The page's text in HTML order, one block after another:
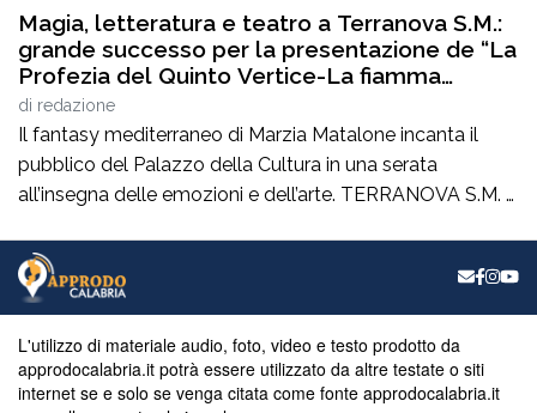
Magia, letteratura e teatro a Terranova S.M.:
grande successo per la presentazione de “La
Profezia del Quinto Vertice-La fiamma
duplice”
di redazione
Il fantasy mediterraneo di Marzia Matalone incanta il
pubblico del Palazzo della Cultura in una serata
all’insegna delle emozioni e dell’arte. TERRANOVA S.M. –
creare dei ponti autentici tra le persone, significa che si
sta percorrendo la strada giusta.È esattamente ciò che è
accaduto giovedì 6 […]
L'utilizzo di materiale audio, foto, video e testo prodotto da
approdocalabria.it potrà essere utilizzato da altre testate o siti
internet se e solo se venga citata come fonte approdocalabria.it